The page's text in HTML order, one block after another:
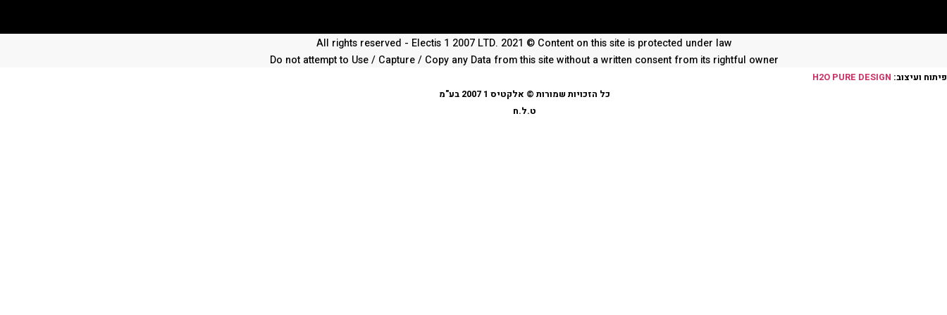
All rights reserved - Electis 1 2007 LTD. 2021 © Content on this site is protected under law
Do not attempt to Use / Capture / Copy any Data from this site without a written consent from its rightful owner
פיתוח ועיצוב: H2O PURE DESIGN
כל הזכויות שמורות © אלקטיס 1 2007 בע"מ
ט.ל.ח